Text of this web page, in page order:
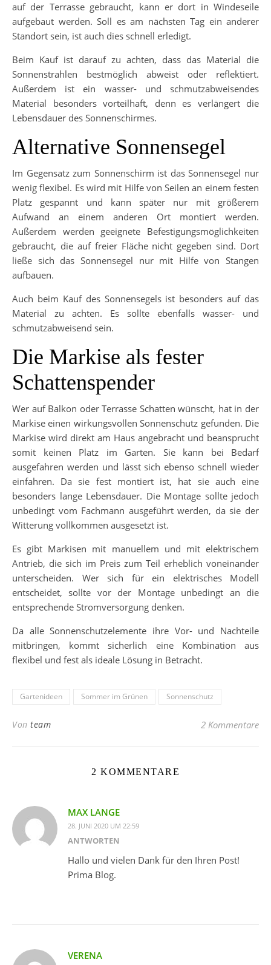
auf der Terrasse gebraucht, kann er dort in Windeseile
aufgebaut werden. Soll es am nächsten Tag ein anderer
Standort sein, ist auch dies schnell erledigt.
Beim Kauf ist darauf zu achten, dass das Material die
Sonnenstrahlen bestmöglich abweist oder reflektiert.
Außerdem ist ein wasser- und schmutzabweisendes
Material besonders vorteilhaft, denn es verlängert die
Lebensdauer des Sonnenschirmes.
Alternative Sonnensegel
Im Gegensatz zum Sonnenschirm ist das Sonnensegel nur
wenig flexibel. Es wird mit Hilfe von Seilen an einem festen
Platz gespannt und kann später nur mit größerem
Aufwand an einem anderen Ort montiert werden.
Außerdem werden geeignete Befestigungsmöglichkeiten
gebraucht, die auf freier Fläche nicht gegeben sind. Dort
ließe sich das Sonnensegel nur mit Hilfe von Stangen
aufbauen.
Auch beim Kauf des Sonnensegels ist besonders auf das
Material zu achten. Es sollte ebenfalls wasser- und
schmutzabweisend sein.
Die Markise als fester
Schattenspender
Wer auf Balkon oder Terrasse Schatten wünscht, hat in der
Markise einen wirkungsvollen Sonnenschutz gefunden. Die
Markise wird direkt am Haus angebracht und beansprucht
somit keinen Platz im Garten. Sie kann bei Bedarf
ausgefahren werden und lässt sich ebenso schnell wieder
einfahren. Da sie fest montiert ist, hat sie auch eine
besonders lange Lebensdauer. Die Montage sollte jedoch
unbedingt vom Fachmann ausgeführt werden, da sie der
Witterung vollkommen ausgesetzt ist.
Es gibt Markisen mit manuellem und mit elektrischem
Antrieb, die sich im Preis zum Teil erheblich voneinander
unterscheiden. Wer sich für ein elektrisches Modell
entscheidet, sollte vor der Montage unbedingt an die
entsprechende Stromversorgung denken.
Da alle Sonnenschutzelemente ihre Vor- und Nachteile
mitbringen, kommt sicherlich eine Kombination aus
flexibel und fest als ideale Lösung in Betracht.
Gartenideen Sommer im Grünen Sonnenschutz
Von team 2 Kommentare
2 KOMMENTARE
MAX LANGE
28. JUNI 2020 UM 22:59
ANTWORTEN
Hallo und vielen Dank für den Ihren Post!
Prima Blog.
VERENA